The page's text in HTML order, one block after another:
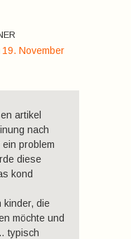
19. November
artikel
nach
problem
diese
kond
kinder, die
möchte und
typisch